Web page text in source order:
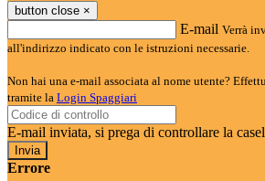
button close ×
E-mail Verrà
all'indirizzo indicato con le istruzioni necessarie.
Non hai una e-mail associata al nome utente?
tramite la Login Spaggiari
E-mail inviata, si prega di controllare la
Errore